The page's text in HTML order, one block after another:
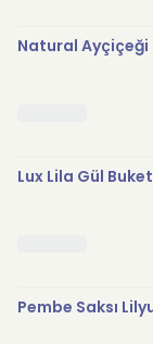
Natural Ayçiçeği
Lux Lila Gül
Pembe Saksı